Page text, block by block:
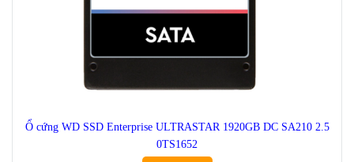
Ổ cứng WD SSD Enterprise ULTRASTAR 1920GB DC SA210 2.5
0TS1652